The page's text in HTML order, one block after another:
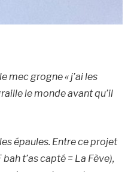
mec grogne « j’ai les
le monde avant qu’il
épaules. Entre ce projet
t’as capté = La Fève),